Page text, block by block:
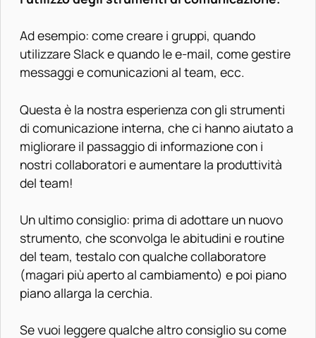
Ad esempio: come creare i gruppi, quando
utilizzare Slack e quando le e-mail, come gestire
messaggi e comunicazioni al team, ecc.
Questa è la nostra esperienza con gli strumenti
di comunicazione interna, che ci hanno aiutato a
migliorare il passaggio di informazione con i
nostri collaboratori e aumentare la produttività
del team!
Un ultimo consiglio: prima di adottare un nuovo
strumento, che sconvolga le abitudini e routine
del team, testalo con qualche collaboratore
(magari più aperto al cambiamento) e poi piano
piano allarga la cerchia.
Se vuoi leggere qualche altro consiglio su come